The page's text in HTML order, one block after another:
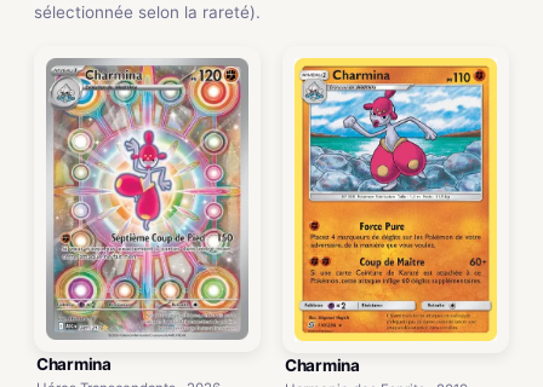
sélectionnée selon la rareté).
Charmina Charmina